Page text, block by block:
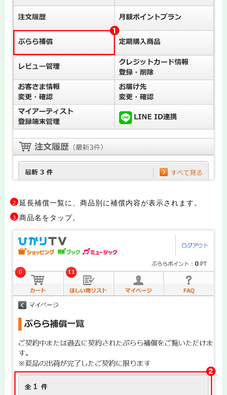
2 延長補償一覧に、商品別に補償内容が表示されます。
3 商品名をタップ。